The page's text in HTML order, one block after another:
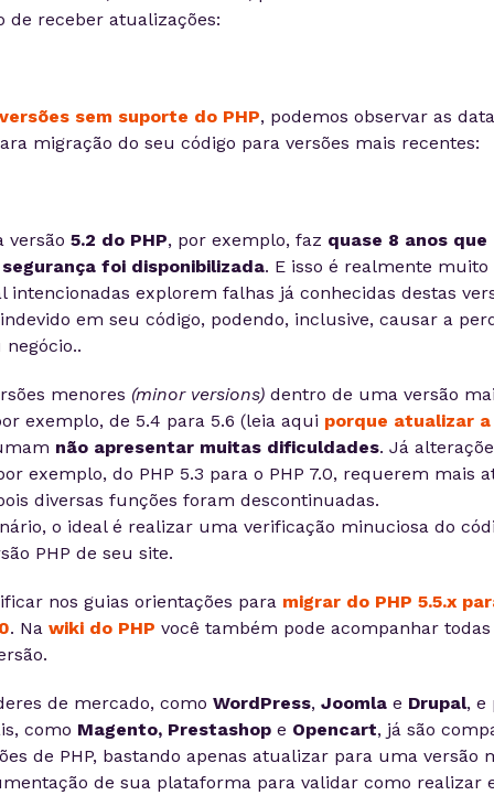
de receber atualizações:
versões sem suporte do PHP, podemos observar as
migração do seu código para versões mais recentes:
versão 5.2 do PHP, por exemplo, faz quase 8 anos
foi disponibilizada. E isso é realmente
intencionadas explorem falhas já conhecidas destas
em seu código, podendo, inclusive, causar a
negócio..
menores (minor versions) dentro de uma versão
exemplo, de 5.4 para 5.6 (leia aqui porque atualizar a
não apresentar muitas dificuldades. Já
exemplo, do PHP 5.3 para o PHP 7.0, requerem mais
diversas funções foram descontinuadas.
o ideal é realizar uma verificação minuciosa do
PHP de seu site.
nos guias orientações para migrar do PHP 5.5.x
. Na wiki do PHP você também pode acompanhar
de mercado, como WordPress, Joomla e Drupal, e
como Magento, Prestashop e Opencart, já são
de PHP, bastando apenas atualizar para uma versão
de sua plataforma para validar como realizar